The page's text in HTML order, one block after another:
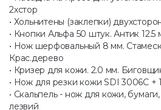
2хстор
• Хольнитены (заклепки)
• Кнопки Альфа 50 штук. Антик 12.5
• Нож шерфовальный 8 мм.
Крас.дерево
• Кризер для кожи. 2.0 мм.
• Нож для резки кожи SDI 3006C +
• Скальпель - нож для кожи,
лезвий